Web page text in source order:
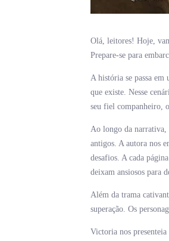
Olá, leitores! Hoje,
Prepare-se para
A história se passa
que existe. Nesse
seu fiel companheiro,
Ao longo da narrativa,
antigos. A autora nos
desafios. A cada
deixam ansiosos para
Além da trama
superação. Os
Victoria nos